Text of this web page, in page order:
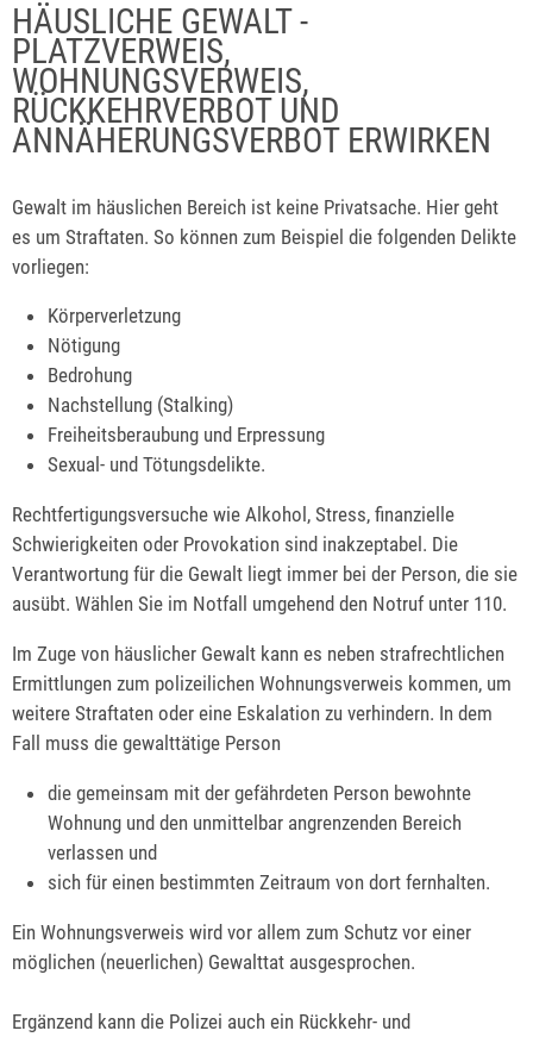
HÄUSLICHE GEWALT -
PLATZVERWEIS,
WOHNUNGSVERWEIS,
RÜCKKEHRVERBOT UND
ANNÄHERUNGSVERBOT ERWIRKEN
Gewalt im häuslichen Bereich ist keine Privatsache. Hier geht
es um Straftaten. So können zum Beispiel die folgenden Delikte
vorliegen:
Körperverletzung
Nötigung
Bedrohung
Nachstellung (Stalking)
Freiheitsberaubung und Erpressung
Sexual- und Tötungsdelikte.
Rechtfertigungsversuche wie Alkohol, Stress, finanzielle
Schwierigkeiten oder Provokation sind inakzeptabel. Die
Verantwortung für die Gewalt liegt immer bei der Person, die sie
ausübt. Wählen Sie im Notfall umgehend den Notruf unter 110.
Im Zuge von häuslicher Gewalt kann es neben strafrechtlichen
Ermittlungen zum polizeilichen Wohnungsverweis kommen, um
weitere Straftaten oder eine Eskalation zu verhindern. In dem
Fall muss die gewalttätige Person
die gemeinsam mit der gefährdeten Person bewohnte
Wohnung und den unmittelbar angrenzenden Bereich
verlassen und
sich für einen bestimmten Zeitraum von dort fernhalten.
Ein Wohnungsverweis wird vor allem zum Schutz vor einer
möglichen (neuerlichen) Gewalttat ausgesprochen.
Ergänzend kann die Polizei auch ein Rückkehr- und